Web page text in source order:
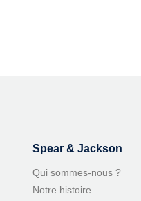
Spear & Jackson
Qui sommes-nous ?
Notre histoire